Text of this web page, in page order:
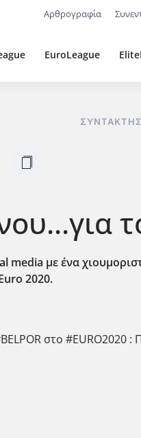
Αρθρογραφία
EuroLeague
με ένα
2020.
στο #EURO2020 :